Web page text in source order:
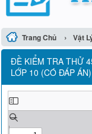
Trang Chủ › Vật
ĐỀ KIỂM TRA THỬ
LỚP 10 (CÓ ĐÁP ÁN)